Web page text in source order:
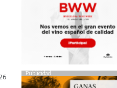
Publicidad